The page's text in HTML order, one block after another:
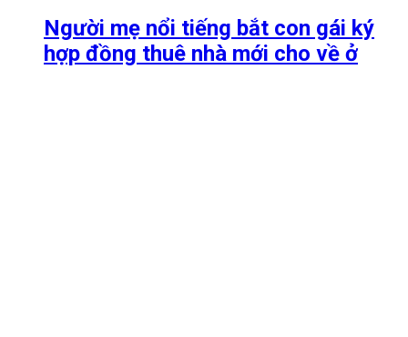
Người mẹ nổi tiếng bắt con gái ký
hợp đồng thuê nhà mới cho về ở